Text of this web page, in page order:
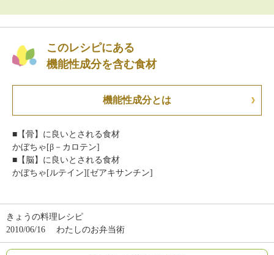
このレシピにある
機能性成分を含む食材
機能性成分とは
■【骨】に良いとされる食材
かぼちゃ[β－カロテン]
■【脳】に良いとされる食材
かぼちゃ[ルテイン][ゼアキサンチン]
きょうの料理レシピ
2010/06/16
わたしのお弁当術